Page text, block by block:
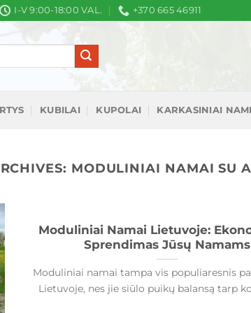
I-V 9:00-18:00 VAL. +370 665 46911
KUBILAI KUPOLAI KARKASINIAI
MODULINIAI NAMAI SU
Moduliniai Namai Lietuvoje:
Sprendimas Jūsų Namams
Moduliniai namai tampa vis populiaresnis
Lietuvoje, nes jie siūlo puikų balansą tarp